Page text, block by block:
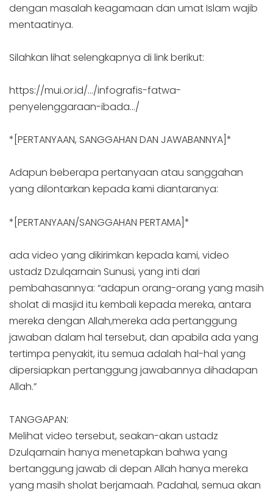
dengan masalah keagamaan dan umat Islam wajib
mentaatinya.
Silahkan lihat selengkapnya di link berikut:
https://mui.or.id/…/infografis-fatwa-
penyelenggaraan-ibada…/
*[PERTANYAAN, SANGGAHAN DAN JAWABANNYA]*
Adapun beberapa pertanyaan atau sanggahan
yang dilontarkan kepada kami diantaranya:
*[PERTANYAAN/SANGGAHAN PERTAMA]*
ada video yang dikirimkan kepada kami, video
ustadz Dzulqarnain Sunusi, yang inti dari
pembahasannya: “adapun orang-orang yang masih
sholat di masjid itu kembali kepada mereka, antara
mereka dengan Allah,mereka ada pertanggung
jawaban dalam hal tersebut, dan apabila ada yang
tertimpa penyakit, itu semua adalah hal-hal yang
dipersiapkan pertanggung jawabannya dihadapan
Allah.”
TANGGAPAN:
Melihat video tersebut, seakan-akan ustadz
Dzulqarnain hanya menetapkan bahwa yang
bertanggung jawab di depan Allah hanya mereka
yang masih sholat berjamaah. Padahal, semua akan